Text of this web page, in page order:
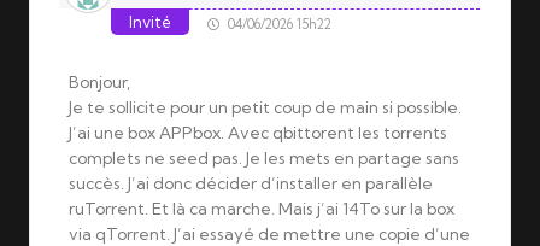
Invité 04/06/2026 15h22
Bonjour,
Je te sollicite pour un petit coup de main si possible.
J’ai une box APPbox. Avec qbittorent les torrents
complets ne seed pas. Je les mets en partage sans
succès. J’ai donc décider d’installer en parallèle
ruTorrent. Et là ca marche. Mais j’ai 14To sur la box
via qTorrent. J’ai essayé de mettre une copie d’une